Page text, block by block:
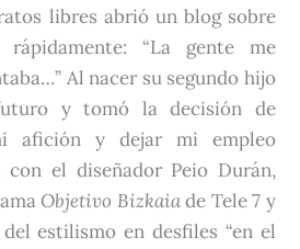
libres abrió un blog sobre
“La gente me
Al nacer su segundo hijo
y tomó la decisión de
afición y dejar mi empleo
con el diseñador Peio Durán,
Objetivo Bizkaiade Tele 7 y
estilismo en desfiles “en el